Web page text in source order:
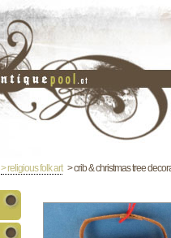
> religious folk art> crib & christmas tree